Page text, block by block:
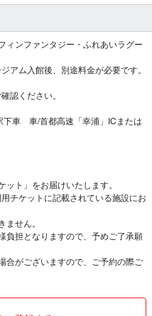
ィンファンタジー・ふれあいラグー
アム入館後、別途料金が必要です。
認ください。
下車 車/首都高速「幸浦」ICまたは
ト」をお届けいたします。
チケットに記載されている施設にお
せん。
負担となりますので、予めご了承願
合がございますので、ご予約の際ご